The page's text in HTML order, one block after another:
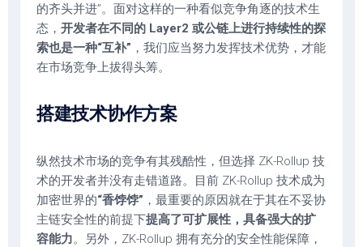
的齐头并进”。面对这样的一种看似竞争角逐的技术生
态， 开发者在不同的 Layer2 或公链上进行持续性的探
索也是一种“互补” ，我们应当努力发挥技术优势，才能
在市场竞争上拔得头筹。
搭建技术协作方案
纵然技术市场的竞争有其残酷性，但选择 ZK-Rollup 技
术的开发者并没有走错道路。目前 ZK-Rollup 技术成为
加密世界的“香饽饽” ，最重要的原因就在于其在不妥协
主链安全性的前提下提高了可扩展性，具备强大的扩
容能力。另外，ZK-Rollup 拥有充分的安全性能保障，